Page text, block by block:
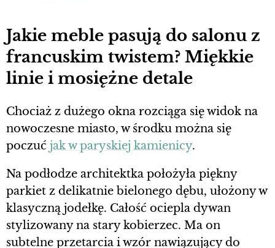
Jakie meble pasują do salonu z
francuskim twistem? Miękkie
linie i mosiężne detale
Chociaż z dużego okna rozciąga się widok na
nowoczesne miasto, w środku można się
poczuć jak w paryskiej kamienicy.
Na podłodze architektka położyła piękny
parkiet z delikatnie bielonego dębu, ułożony w
klasyczną jodełkę. Całość ociepla dywan
stylizowany na stary kobierzec. Ma on
subtelne przetarcia i wzór nawiązujący do